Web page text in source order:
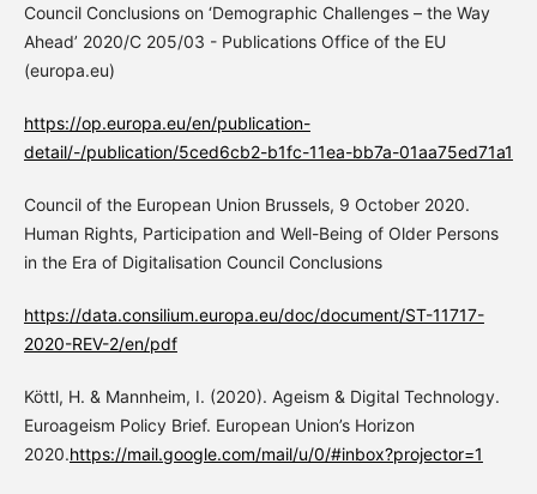
Council Conclusions on ‘Demographic Challenges – the Way
Ahead’ 2020/C 205/03 - Publications Office of the EU
(europa.eu)
https://op.europa.eu/en/publication-
detail/-/publication/5ced6cb2-b1fc-11ea-bb7a-01aa75ed71a1
Council of the European Union Brussels, 9 October 2020.
Human Rights, Participation and Well-Being of Older Persons
in the Era of Digitalisation Council Conclusions
https://data.consilium.europa.eu/doc/document/ST-11717-
2020-REV-2/en/pdf
Köttl, H. & Mannheim, I. (2020). Ageism & Digital Technology.
Euroageism Policy Brief. European Union’s Horizon
2020.https://mail.google.com/mail/u/0/#inbox?projector=1